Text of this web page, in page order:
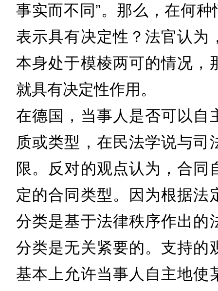
事实而不同”。那么，在何
表示具有决定性？法官认为
本身处于模棱两可的情况，
就具有决定性作用。
在德国，当事人是否可以自
质或类型，在民法学说与
限。反对的观点认为，合
定的合同类型。因为根据法
分类是基于法律秩序作出的
分类是无关紧要的。支持的
基本上允许当事人自主地使